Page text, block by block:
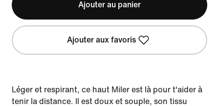
Ajouter au panier
Ajouter aux favoris
Léger et respirant, ce haut Miler est là pour t'aider à
tenir la distance. Il est doux et souple, son tissu